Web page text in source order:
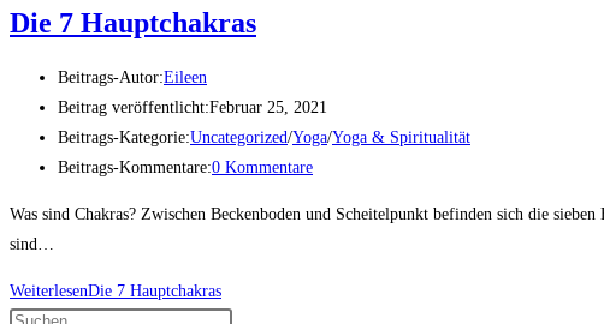
Die 7 Hauptchakras
Beitrags-Autor:Eileen
Beitrag veröffentlicht:Februar 25, 2021
Beitrags-Kategorie:Uncategorized/Yoga/Yoga & Spiritualität
Beitrags-Kommentare:0 Kommentare
Was sind Chakras? Zwischen Beckenboden und Scheitelpunkt befinden sich die
sind…
WeiterlesenDie 7 Hauptchakras